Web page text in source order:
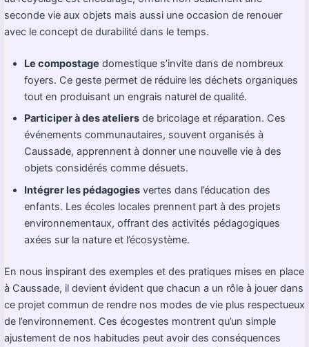
seconde vie aux objets mais aussi une occasion de renouer
avec le concept de durabilité dans le temps.
Le compostage domestique s’invite dans de nombreux
foyers. Ce geste permet de réduire les déchets organiques
tout en produisant un engrais naturel de qualité.
Participer à des ateliers de bricolage et réparation. Ces
événements communautaires, souvent organisés à
Caussade, apprennent à donner une nouvelle vie à des
objets considérés comme désuets.
Intégrer les pédagogies vertes dans l’éducation des
enfants. Les écoles locales prennent part à des projets
environnementaux, offrant des activités pédagogiques
axées sur la nature et l’écosystème.
En nous inspirant des exemples et des pratiques mises en place
à Caussade, il devient évident que chacun a un rôle à jouer dans
ce projet commun de rendre nos modes de vie plus respectueux
de l’environnement. Ces écogestes montrent qu’un simple
ajustement de nos habitudes peut avoir des conséquences